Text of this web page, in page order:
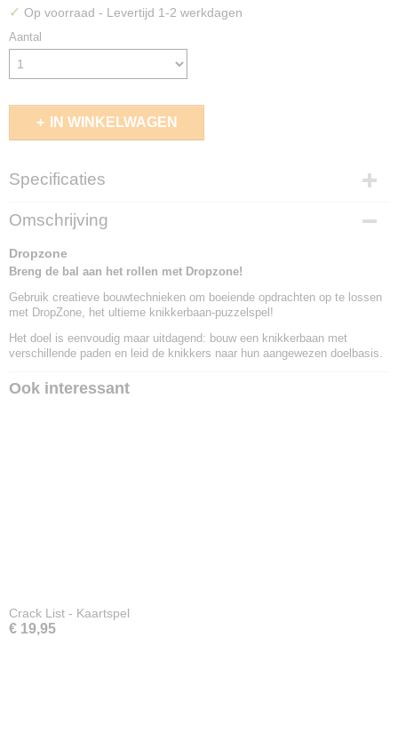
✓ Op voorraad - Levertijd 1-2 werkdagen
Aantal
IN WINKELWAGEN
Specificaties
EAN code
5414301526117
Omschrijving
Dropzone
Breng de bal aan het rollen met Dropzone!
Gebruik creatieve bouwtechnieken om boeiende opdrachten op te lossen
met DropZone, het ultieme knikkerbaan-puzzelspel!
Het doel is eenvoudig maar uitdagend: bouw een knikkerbaan met
verschillende paden en leid de knikkers naar hun aangewezen doelbasis.
Ook interessant
Crack List - Kaartspel
€ 19,95